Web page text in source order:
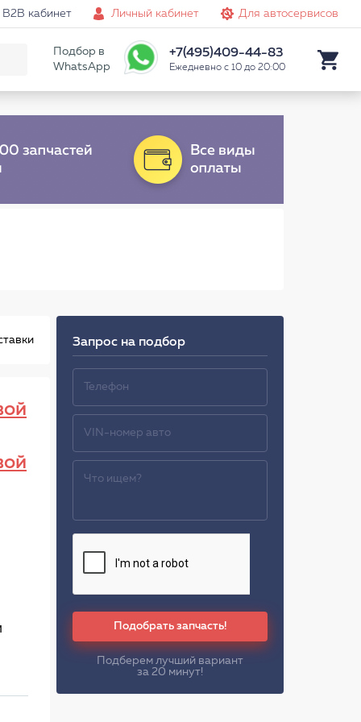
B2B кабинет Личный кабинет Для автосервисов
Подбор в
WhatsApp
+7(495)409-44-83
Ежедневно с 10 до 20:00
Запрос на подбор
Подобрать запчасть!
Подберем лучший вариант
за 20 минут!